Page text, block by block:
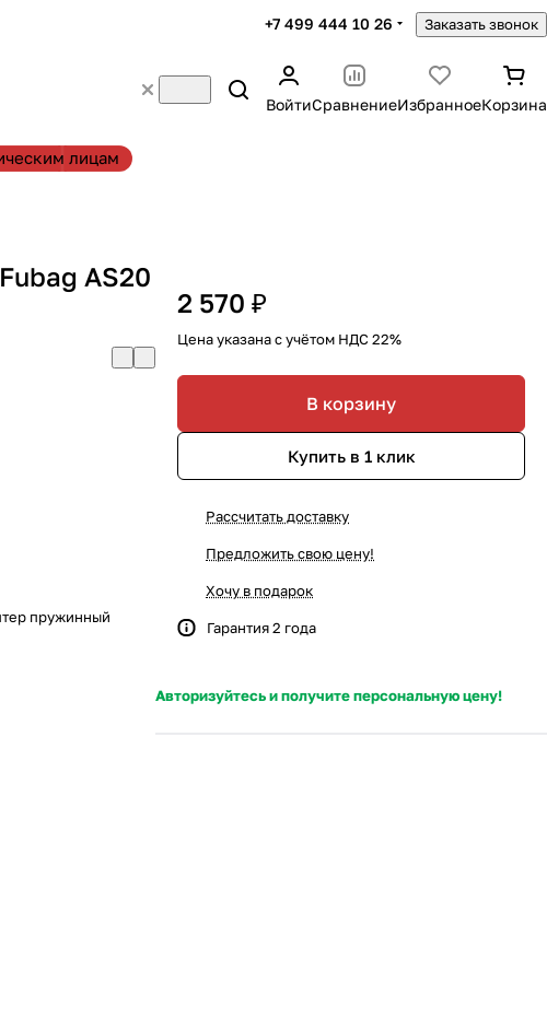
+7 499 444 10 26 Заказать звонок
ВойтиСравнениеИзбранноеКорзина
лицам
AS20
пружинный
2 570 ₽
Цена указана с учётом НДС 22%
В корзину
Купить в 1 клик
Рассчитать доставку
Предложить свою цену!
Хочу в подарок
Гарантия 2 года
Авторизуйтесь и получите персональную цену!